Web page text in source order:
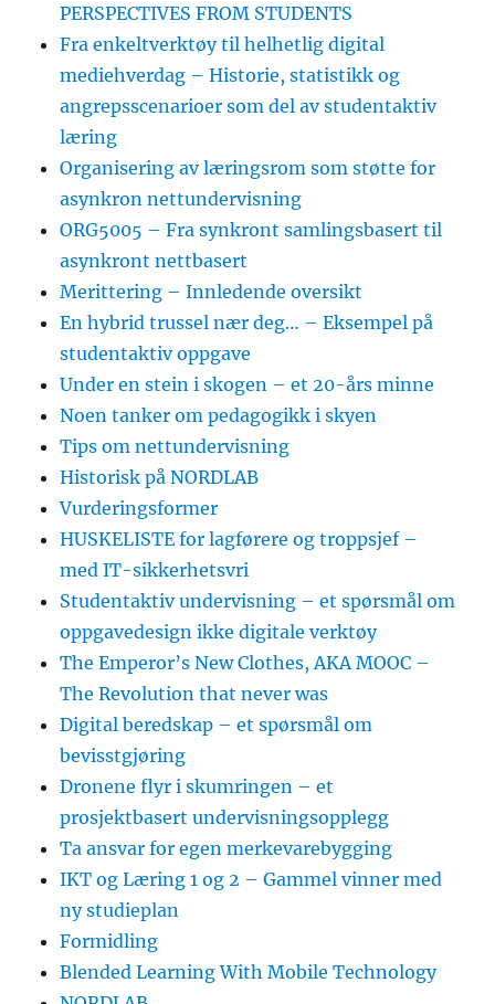
PERSPECTIVES FROM STUDENTS
Fra enkeltverktøy til helhetlig digital
mediehverdag – Historie, statistikk og
angrepsscenarioer som del av studentaktiv
læring
Organisering av læringsrom som støtte for
asynkron nettundervisning
ORG5005 – Fra synkront samlingsbasert til
asynkront nettbasert
Merittering – Innledende oversikt
En hybrid trussel nær deg… – Eksempel på
studentaktiv oppgave
Under en stein i skogen – et 20-års minne
Noen tanker om pedagogikk i skyen
Tips om nettundervisning
Historisk på NORDLAB
Vurderingsformer
HUSKELISTE for lagførere og troppsjef –
med IT-sikkerhetsvri
Studentaktiv undervisning – et spørsmål om
oppgavedesign ikke digitale verktøy
The Emperor’s New Clothes, AKA MOOC –
The Revolution that never was
Digital beredskap – et spørsmål om
bevisstgjøring
Dronene flyr i skumringen – et
prosjektbasert undervisningsopplegg
Ta ansvar for egen merkevarebygging
IKT og Læring 1 og 2 – Gammel vinner med
ny studieplan
Formidling
Blended Learning With Mobile Technology